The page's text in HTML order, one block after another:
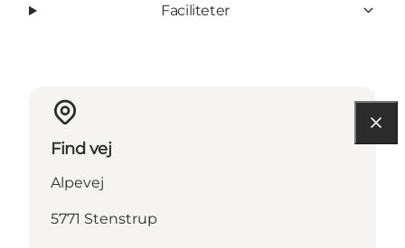
Faciliteter
Find vej
Alpevej
5771 Stenstrup